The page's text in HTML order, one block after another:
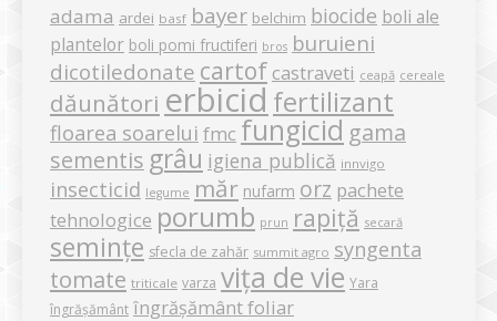
adama ardei basf bayer belchim biocide boli ale
plantelor boli pomi fructiferi bros buruieni
dicotiledonate cartof castraveti ceapă cereale
dăunători erbicid fertilizant
floarea soarelui fmc fungicid gama
sementis grâu igiena publică innvigo
insecticid legume măr nufarm orz pachete
tehnologice porumb prun rapiță secară
semințe sfecla de zahăr summit agro syngenta
tomate triticale varza vița de vie Yara
îngrășământ îngrășământ foliar